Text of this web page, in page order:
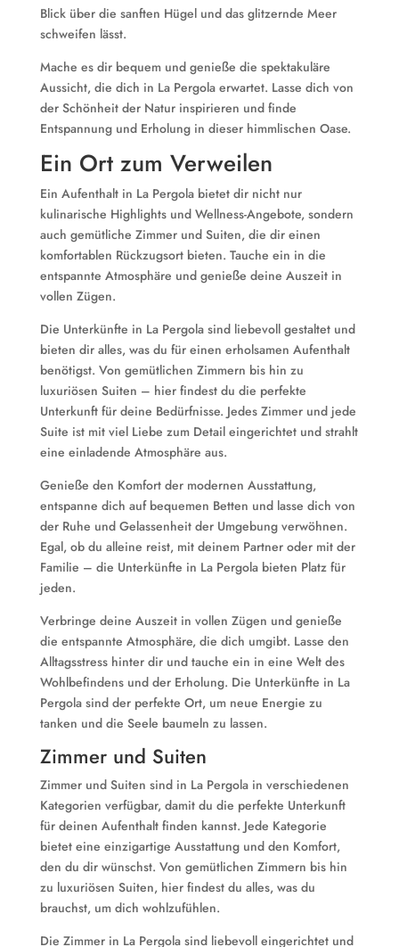
Blick über die sanften Hügel und das glitzernde Meer
schweifen lässt.
Mache es dir bequem und genieße die spektakuläre
Aussicht, die dich in La Pergola erwartet. Lasse dich von
der Schönheit der Natur inspirieren und finde
Entspannung und Erholung in dieser himmlischen Oase.
Ein Ort zum Verweilen
Ein Aufenthalt in La Pergola bietet dir nicht nur
kulinarische Highlights und Wellness-Angebote, sondern
auch gemütliche Zimmer und Suiten, die dir einen
komfortablen Rückzugsort bieten. Tauche ein in die
entspannte Atmosphäre und genieße deine Auszeit in
vollen Zügen.
Die Unterkünfte in La Pergola sind liebevoll gestaltet und
bieten dir alles, was du für einen erholsamen Aufenthalt
benötigst. Von gemütlichen Zimmern bis hin zu
luxuriösen Suiten – hier findest du die perfekte
Unterkunft für deine Bedürfnisse. Jedes Zimmer und jede
Suite ist mit viel Liebe zum Detail eingerichtet und strahlt
eine einladende Atmosphäre aus.
Genieße den Komfort der modernen Ausstattung,
entspanne dich auf bequemen Betten und lasse dich von
der Ruhe und Gelassenheit der Umgebung verwöhnen.
Egal, ob du alleine reist, mit deinem Partner oder mit der
Familie – die Unterkünfte in La Pergola bieten Platz für
jeden.
Verbringe deine Auszeit in vollen Zügen und genieße
die entspannte Atmosphäre, die dich umgibt. Lasse den
Alltagsstress hinter dir und tauche ein in eine Welt des
Wohlbefindens und der Erholung. Die Unterkünfte in La
Pergola sind der perfekte Ort, um neue Energie zu
tanken und die Seele baumeln zu lassen.
Zimmer und Suiten
Zimmer und Suiten sind in La Pergola in verschiedenen
Kategorien verfügbar, damit du die perfekte Unterkunft
für deinen Aufenthalt finden kannst. Jede Kategorie
bietet eine einzigartige Ausstattung und den Komfort,
den du dir wünschst. Von gemütlichen Zimmern bis hin
zu luxuriösen Suiten, hier findest du alles, was du
brauchst, um dich wohlzufühlen.
Die Zimmer in La Pergola sind liebevoll eingerichtet und